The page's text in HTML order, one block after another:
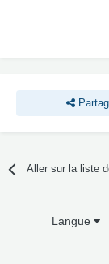
Aller sur la liste
Langue